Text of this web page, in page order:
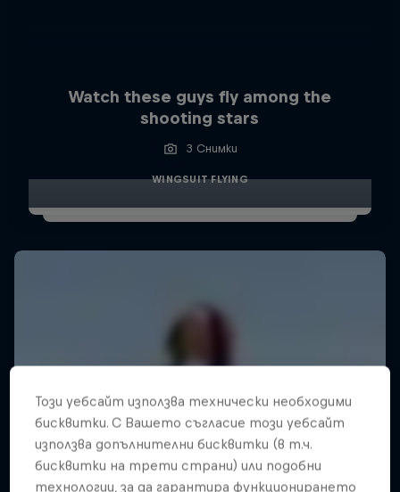
Watch these guys fly among the
shooting stars
3 Снимки
WINGSUIT FLYING
Този уебсайт използва технически необходими
бисквитки. С Вашето съгласие този уебсайт
използва допълнителни бисквитки (в т.ч.
бисквитки на трети страни) или подобни
технологии, за да гарантира функционирането